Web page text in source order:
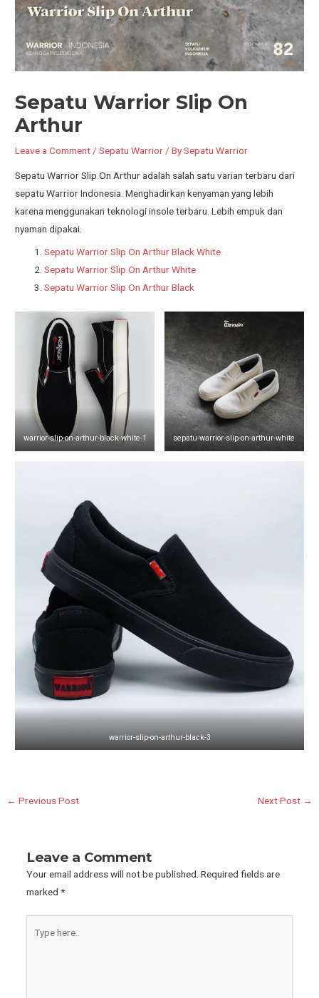
Sepatu Warrior Slip On
Arthur
Leave a Comment /Sepatu Warrior / BySepatu Warrior
Sepatu Warrior Slip On Arthur adalah salah satu varian terbaru dari
sepatu Warrior Indonesia. Menghadirkan kenyaman yang lebih
karena menggunakan teknologi insole terbaru. Lebih empuk dan
nyaman dipakai.
Sepatu Warrior Slip On Arthur Black White
Sepatu Warrior Slip On Arthur White
Sepatu Warrior Slip On Arthur Black
warrior-slip-on-arthur-black-white-1 sepatu-warrior-slip-on-arthur-white
warrior-slip-on-arthur-black-3
Post
← Previous Post Next Post →
Leave a Comment
Your email address will not be published. Required fields are
marked *
here..